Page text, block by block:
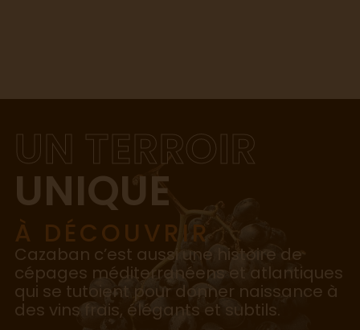
UN TERROIR
UNIQUE
À DÉCOUVRIR
Cazaban c’est aussi une histoire de
cépages méditerranéens et atlantiques
qui se tutoient pour donner naissance à
des vins frais, élégants et subtils.